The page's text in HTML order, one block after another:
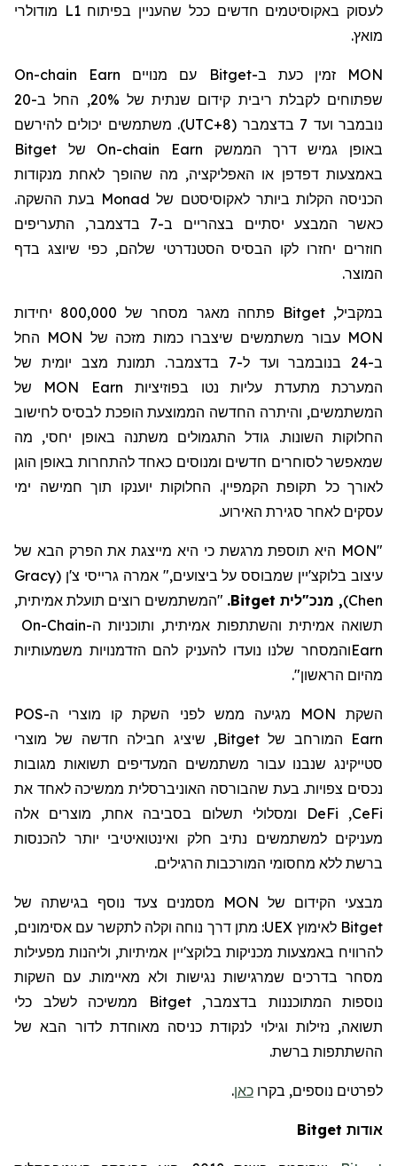
לעסוק באקוסיטמים חדשים ככל שהעניין בפיתוחL1 מודולרי
מואץ.
MON זמין כעת ב-Bitget עם מנויים On-chain Earn
שפתוחים לקבלת ריבית קידום שנתית של 20%, החל ב-20
נובמבר ועד 7 בדצמבר (
UTC+8). משתמשים יכולים להירשם
באופן גמיש דרך הממשק On-chain Earn של Bitget
באמצעות דפדפן או האפליקציה, מה שהופך לאחת מנקודות
הכניסה הקלות ביותר לאקוסיסטם של Monad בעת ההשקה.
כאשר המבצע יסתיים בצהריים ב-7 בדצמבר, התעריפים
חוזרים יחזרו לקו הבסיס הסטנדרטי שלהם, כפי שיוצג בדף
המוצר.
במקביל,Bitget פתחה מאגר מסחר של 800,000 יחידות
MON עבור משתמשים שיצברו כמות מזכה של MON החל
ב-24 בנובמבר ועד ל-7 בדצמבר. תמונת מצב יומית של
המערכת מתעדת עליות נטו בפוזיציות MON Earn של
המשתמשים, והיתרה החדשה הממוצעת הופכת לבסיס לחישוב
החלוקות השונות. גודל התגמולים משתנה באופן יחסי, מה
שמאפשר לסוחרים חדשים ומנוסים כאחד להתחרות באופן הוגן
לאורך כל תקופת הקמפיין. החלוקות יוענקו תוך חמישה ימי
עסקים לאחר סגירת האירוע.
"MON היא תוספת מרגשת כי היא מייצגת את הפרק הבא של
עיצוב בלוקצ'יין שמבוסס על ביצועים," אמרה גרייסי צ'ן (
Gracy
Chen
)
, מנכ"לית Bitget . "המשתמשים רוצים תועלת אמיתית,
תשואה אמיתית והשתתפות אמיתית, ותוכניות ה-On-Chain
Earnוהמסחר שלנו נועדו להעניק להם הזדמנויות משמעותיות
מהיום הראשון".
השקת MON מגיעה ממש לפני השקת קו מוצרי ה-POS
Earn המורחב שלBitget, שיציג חבילה חדשה של מוצרי
סטייקינג שנבנו עבור משתמשים המעדיפים תשואות מגובות
נכסים צפויות. בעת שהבורסה האוניברסלית ממשיכה לאחד את
CeFi
,
DeFi
ומסלולי תשלום בסביבה אחת, מוצרים אלה
מעניקים למשתמשים נתיב חלק ואינטואיטיבי יותר להכנסות
ברשת ללא מחסומי המורכבות הרגילים.
מבצעי הקידום של MON מסמנים צעד נוסף בגישתה של
Bitget לאימוץ UEX: מתן דרך נוחה וקלה לתקשר עם אסימונים,
להרוויח באמצעות מכניקות בלוקצ'יין אמיתיות, וליהנות מפעילות
מסחר בדרכים שמרגישות נגישות ולא מאיימות. עם השקות
נוספות המתוכננות בדצמבר,Bitget
ממשיכה לשלב כלי
תשואה, נזילות וגילוי לנקודת כניסה מאוחדת לדור הבא של
ההשתתפות ברשת.
לפרטים נוספים, בקרו כאן.
אודות